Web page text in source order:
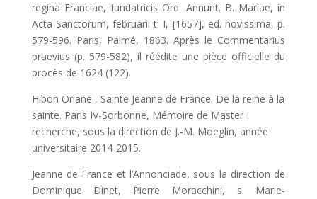
regina Franciae, fundatricis Ord. Annunt. B. Mariae, in
Acta Sanctorum, februarii t. I, [1657], ed. novissima, p.
579-596. Paris, Palmé, 1863. Après le Commentarius
praevius (p. 579-582), il réédite une pièce officielle du
procès de 1624 (122).
Hibon Oriane , Sainte Jeanne de France. De la reine à la
sainte. Paris IV-Sorbonne, Mémoire de Master I
recherche, sous la direction de J.-M. Moeglin, année
universitaire 2014-2015.
Jeanne de France et l’Annonciade, sous la direction de
Dominique Dinet, Pierre Moracchini, s. Marie-